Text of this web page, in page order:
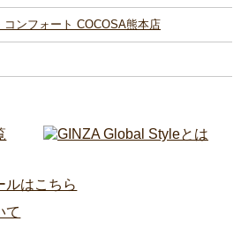
ンフォート COCOSA熊本店